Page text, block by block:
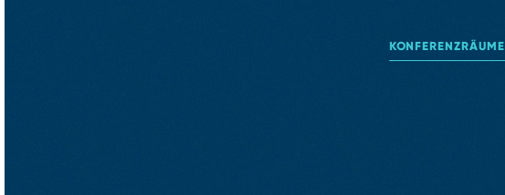
KONFERENZRÄUME